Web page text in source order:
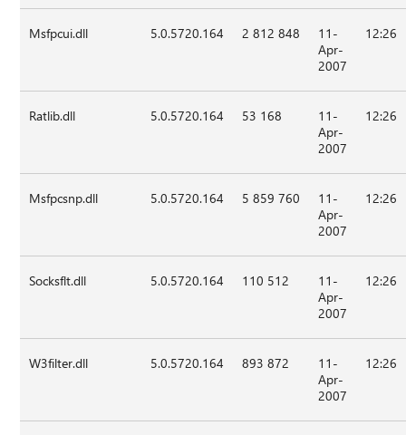
Msfpcui.dll 5.0.5720.164 2 812 848
11-
Apr-
2007
12:26
Ratlib.dll 5.0.5720.164 53 168
11-
Apr-
2007
12:26
Msfpcsnp.dll 5.0.5720.164 5 859 760
11-
Apr-
2007
12:26
Socksflt.dll 5.0.5720.164 110 512
11-
Apr-
2007
12:26
W3filter.dll 5.0.5720.164 893 872
11-
Apr-
2007
12:26